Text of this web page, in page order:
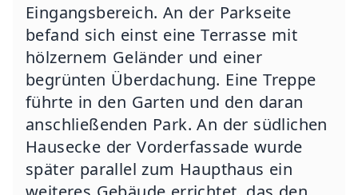
Eingangsbereich. An der Parkseite
befand sich einst eine Terrasse mit
hölzernem Geländer und einer
begrünten Überdachung. Eine Treppe
führte in den Garten und den daran
anschließenden Park. An der südlichen
Hausecke der Vorderfassade wurde
später parallel zum Haupthaus ein